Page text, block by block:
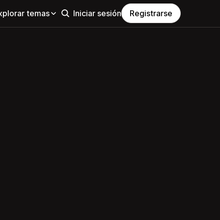
temas Iniciar sesión Registrarse